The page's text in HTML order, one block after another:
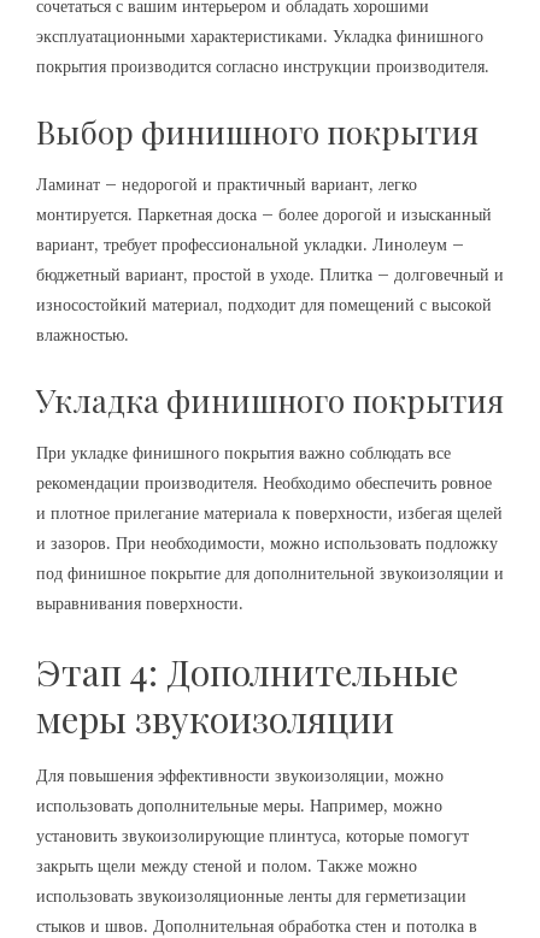
сочетаться с вашим интерьером и обладать хорошими
эксплуатационными характеристиками. Укладка финишного
покрытия производится согласно инструкции производителя.
Выбор финишного покрытия
Ламинат – недорогой и практичный вариант, легко
монтируется. Паркетная доска – более дорогой и изысканный
вариант, требует профессиональной укладки. Линолеум –
бюджетный вариант, простой в уходе. Плитка – долговечный и
износостойкий материал, подходит для помещений с высокой
влажностью.
Укладка финишного покрытия
При укладке финишного покрытия важно соблюдать все
рекомендации производителя. Необходимо обеспечить ровное
и плотное прилегание материала к поверхности, избегая щелей
и зазоров. При необходимости, можно использовать подложку
под финишное покрытие для дополнительной звукоизоляции и
выравнивания поверхности.
Этап 4: Дополнительные
меры звукоизоляции
Для повышения эффективности звукоизоляции, можно
использовать дополнительные меры. Например, можно
установить звукоизолирующие плинтуса, которые помогут
закрыть щели между стеной и полом. Также можно
использовать звукоизоляционные ленты для герметизации
стыков и швов. Дополнительная обработка стен и потолка в